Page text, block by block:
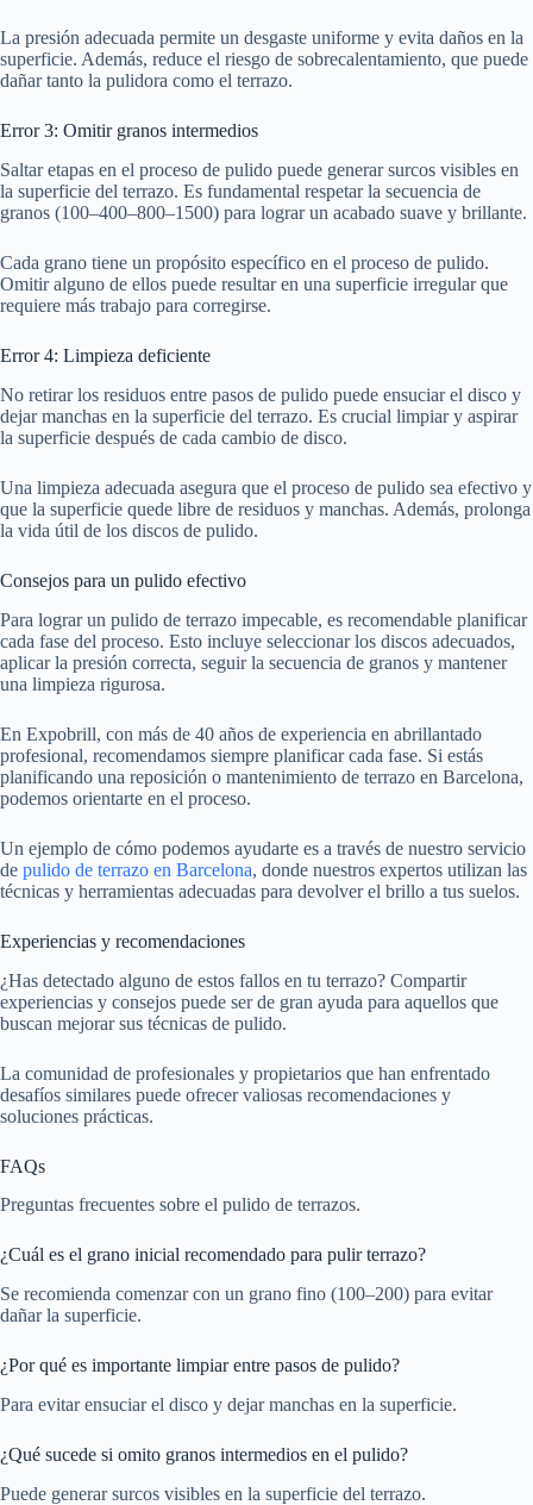
La presión adecuada permite un desgaste uniforme y evita daños en la
superficie. Además, reduce el riesgo de sobrecalentamiento, que puede
dañar tanto la pulidora como el terrazo.
Error 3: Omitir granos intermedios
Saltar etapas en el proceso de pulido puede generar surcos visibles en
la superficie del terrazo. Es fundamental respetar la secuencia de
granos (100–400–800–1500) para lograr un acabado suave y brillante.
Cada grano tiene un propósito específico en el proceso de pulido.
Omitir alguno de ellos puede resultar en una superficie irregular que
requiere más trabajo para corregirse.
Error 4: Limpieza deficiente
No retirar los residuos entre pasos de pulido puede ensuciar el disco y
dejar manchas en la superficie del terrazo. Es crucial limpiar y aspirar
la superficie después de cada cambio de disco.
Una limpieza adecuada asegura que el proceso de pulido sea efectivo y
que la superficie quede libre de residuos y manchas. Además, prolonga
la vida útil de los discos de pulido.
Consejos para un pulido efectivo
Para lograr un pulido de terrazo impecable, es recomendable planificar
cada fase del proceso. Esto incluye seleccionar los discos adecuados,
aplicar la presión correcta, seguir la secuencia de granos y mantener
una limpieza rigurosa.
En Expobrill, con más de 40 años de experiencia en abrillantado
profesional, recomendamos siempre planificar cada fase. Si estás
planificando una reposición o mantenimiento de terrazo en Barcelona,
podemos orientarte en el proceso.
Un ejemplo de cómo podemos ayudarte es a través de nuestro servicio
de pulido de terrazo en Barcelona, donde nuestros expertos utilizan las
técnicas y herramientas adecuadas para devolver el brillo a tus suelos.
Experiencias y recomendaciones
¿Has detectado alguno de estos fallos en tu terrazo? Compartir
experiencias y consejos puede ser de gran ayuda para aquellos que
buscan mejorar sus técnicas de pulido.
La comunidad de profesionales y propietarios que han enfrentado
desafíos similares puede ofrecer valiosas recomendaciones y
soluciones prácticas.
FAQs
Preguntas frecuentes sobre el pulido de terrazos.
¿Cuál es el grano inicial recomendado para pulir terrazo?
Se recomienda comenzar con un grano fino (100–200) para evitar
dañar la superficie.
¿Por qué es importante limpiar entre pasos de pulido?
Para evitar ensuciar el disco y dejar manchas en la superficie.
¿Qué sucede si omito granos intermedios en el pulido?
Puede generar surcos visibles en la superficie del terrazo.